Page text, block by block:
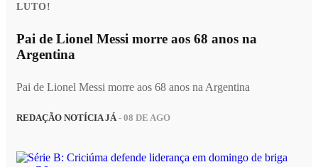
LUTO!
Pai de Lionel Messi morre aos 68 anos na
Argentina
Pai de Lionel Messi morre aos 68 anos na Argentina
REDAÇÃO NOTÍCIA JÁ- 08 DE AGO